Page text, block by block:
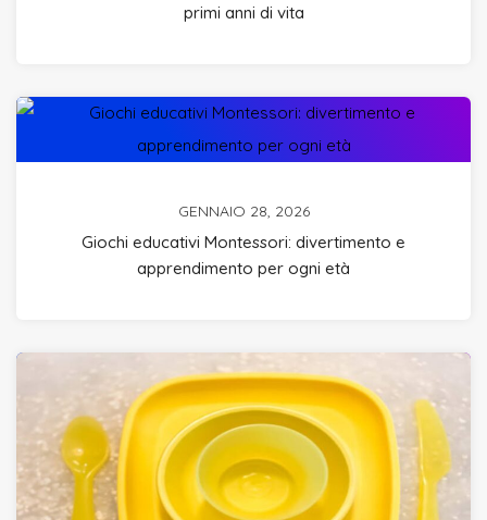
primi anni di vita
GENNAIO 28, 2026
Giochi educativi Montessori: divertimento e
apprendimento per ogni età